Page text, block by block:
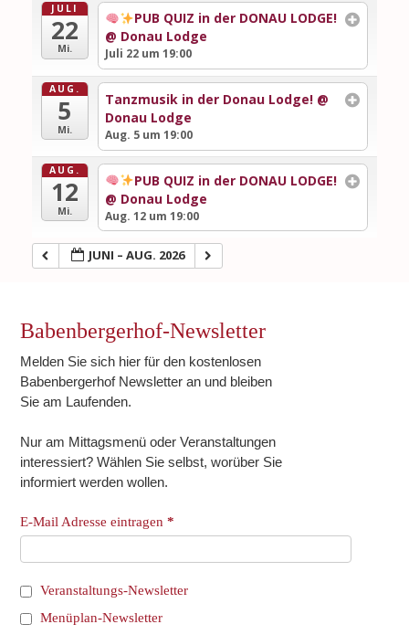
JULI
22
Mi.
PUB QUIZ in der DONAU LODGE!
@ Donau Lodge
Juli 22 um 19:00
AUG.
5
Mi.
Tanzmusik in der Donau Lodge! @
Donau Lodge
Aug. 5 um 19:00
AUG.
12
Mi.
PUB QUIZ in der DONAU LODGE!
@ Donau Lodge
Aug. 12 um 19:00
JUNI – AUG. 2026
Babenbergerhof-Newsletter
Melden Sie sich hier für den kostenlosen
Babenbergerhof Newsletter an und bleiben
Sie am Laufenden.
Nur am Mittagsmenü oder Veranstaltungen
interessiert? Wählen Sie selbst, worüber Sie
informiert werden wollen.
E-Mail Adresse eintragen*
Veranstaltungs-Newsletter
Menüplan-Newsletter